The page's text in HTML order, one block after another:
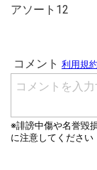
アソート12